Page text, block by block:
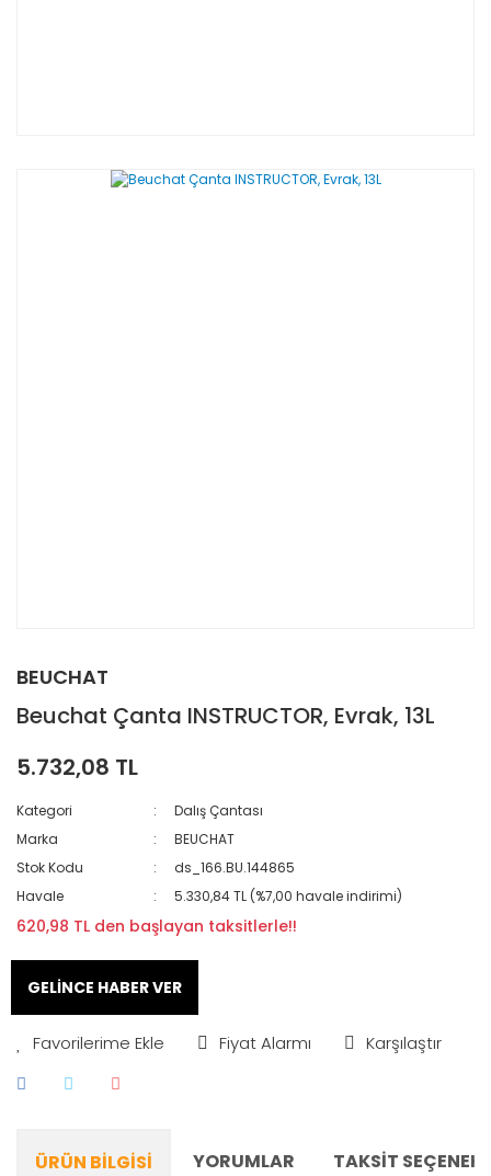
BEUCHAT
Beuchat Çanta INSTRUCTOR, Evrak, 13L
5.732,08 TL
Kategori
Dalış Çantası
Marka
BEUCHAT
Stok Kodu
ds_166.BU.144865
Havale
5.330,84 TL (%7,00 havale indirimi)
620,98 TL den başlayan taksitlerle!!
GELİNCE HABER VER
Fiyat Alarmı Karşılaştır
ÜRÜN BILGISI YORUMLAR TAKSIT